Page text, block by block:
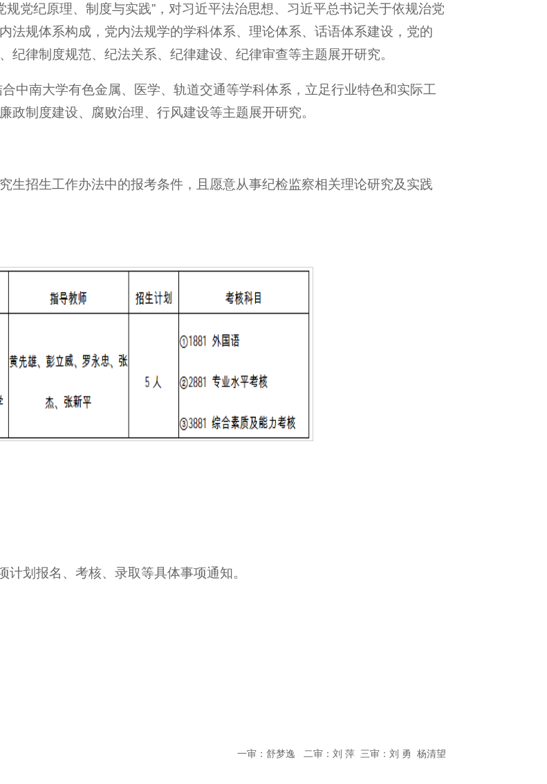
规党纪原理、制度与实践”，对习近平法治思想、习近平总书记关于依规治党
法规体系构成，党内法规学的学科体系、理论体系、话语体系建设，党的
律制度规范、纪法关系、纪律建设、纪律审查等主题展开研究。
中南大学有色金属、医学、轨道交通等学科体系，立足行业特色和实际工
制度建设、腐败治理、行风建设等主题展开研究。
生招生工作办法中的报考条件，且愿意从事纪检监察相关理论研究及实践
划报名、考核、录取等具体事项通知。
一审：舒梦逸 二审：刘 萍 三审：刘 勇 杨清望